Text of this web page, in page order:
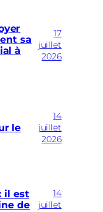
sa
à
17
juillet
2026
le
14
juillet
2026
il est
de
14
juillet